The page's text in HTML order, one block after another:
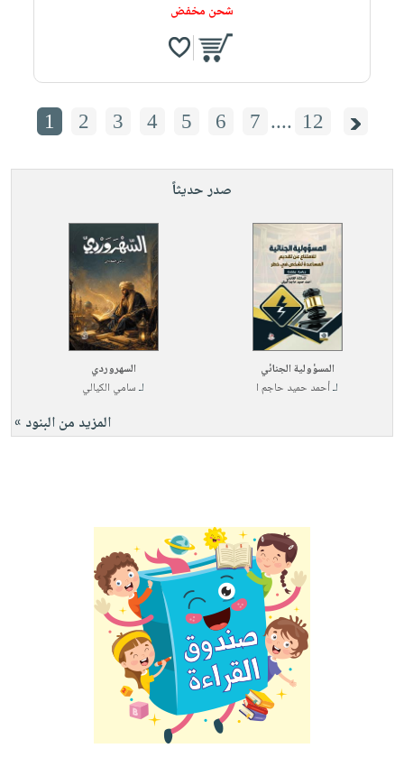
شحن مخفض
1 2 3 4 5 6 7 .... 12
صدر حديثاً
المسؤولية الجنائي
لـأحمد حميد حاجم ا
السهروردي
لـسامي الكيالي
المزيد من البنود »